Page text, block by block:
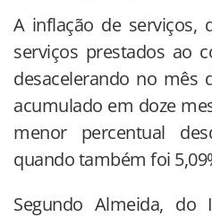
A inflação de serviços,
serviços prestados ao
desacelerando no mês
acumulado em doze
menor percentual
quando também foi
Segundo Almeida, do